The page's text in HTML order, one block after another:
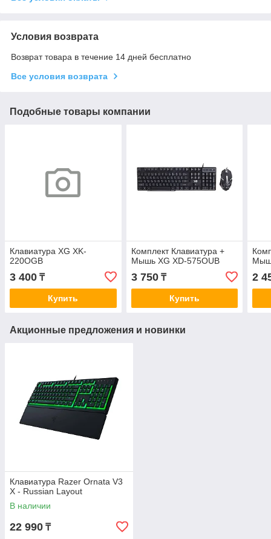
Условия возврата
Возврат товара в течение 14 дней бесплатно
Все условия возврата
Подобные товары компании
Клавиатура XG XK-
220OGB
3 400 ₸
Купить
Комплект Клавиатура +
Мышь XG XD-575OUB
3 750₸
Купить
2
Акционные предложения и новинки
Клавиатура Razer Ornata V3
X - Russian Layout
В наличии
22 990 ₸